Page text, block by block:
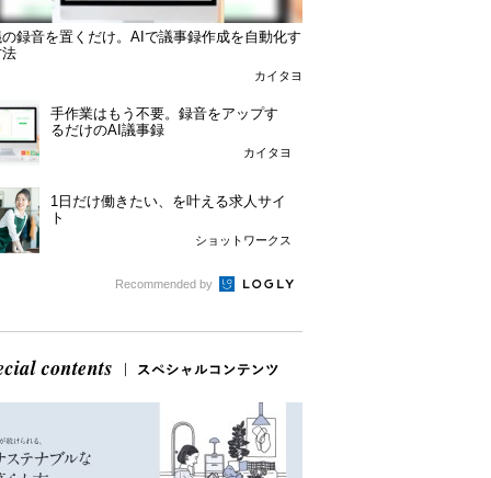
録音を置くだけ。AIで議事録作成を自動化す
カイタヨ
手作業はもう不要。録音をアップす
るだけのAI議事録
カイタヨ
1日だけ働きたい、を叶える求人サイ
ト
ショットワークス
Recommended by